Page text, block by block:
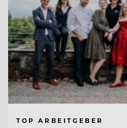
TOP ARBEITGEBER